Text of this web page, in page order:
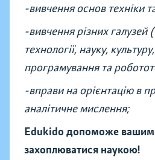
-вивчення основ техніки
-вивчення різних галузей
технології, науку,
програмування та
-вправи на орієнтацію в
аналітичне мислення;
Edukido допоможе вашим
захоплюватися наукою!